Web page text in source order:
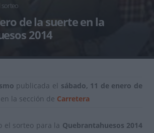
de la suerte en la
2014
publicada el sábado, 11 de enero de
en la sección de Carretera
el sorteo para la Quebrantahuesos 2014